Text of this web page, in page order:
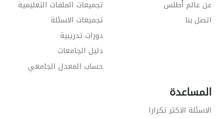
عن عالم أطلس
اتصل بنا
تجميعات الملفات التعليمية
تجميعات الاسئلة
دورات تدريبية
دليل الجامعات
حساب المعدل الجامعي
المساعدة
الاسئلة الاكثر تكرارا